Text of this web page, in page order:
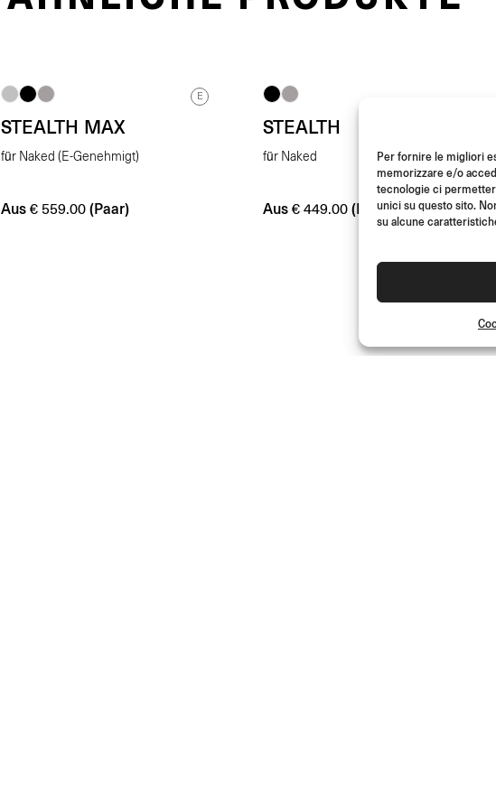
Per fornire le migliori
memorizzare e/o
tecnologie ci
unici su questo sito.
su alcune
E
STEALTH MAX
für Naked (E-Genehmigt)
Aus € 559.00 (Paar)
STEALTH
für Naked
Aus € 449.00 (Paar)